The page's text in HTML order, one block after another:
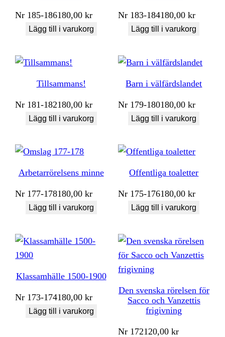
Nr 185-186180,00kr
Lägg till i varukorg
Nr 183-184180,00kr
Lägg till i varukorg
Tillsammans!
Nr 181-182180,00kr
Lägg till i varukorg
Barn i välfärdslandet
Nr 179-180180,00kr
Lägg till i varukorg
Arbetarrörelsens minne
Nr 177-178180,00kr
Lägg till i varukorg
Offentliga toaletter
Nr 175-176180,00kr
Lägg till i varukorg
Klassamhälle 1500-1900
Nr 173-174180,00kr
Lägg till i varukorg
Den svenska rörelsen för
Sacco och Vanzettis
frigivning
Nr 172120,00kr